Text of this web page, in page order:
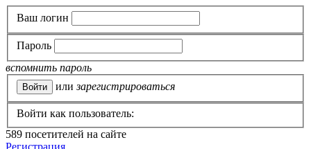
Ваш логин
Пароль
вспомнить пароль
или зарегистрироваться
Войти как пользователь:
589 посетителей на сайте